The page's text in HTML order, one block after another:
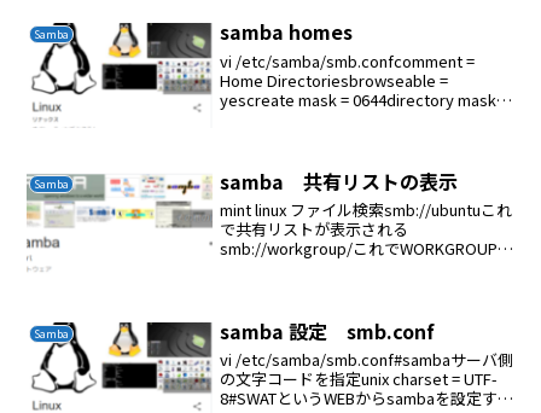
Samba samba homes
vi /etc/samba/smb.confcomment =
Home Directoriesbrowseable =
yescreate mask = 0644directory mask =
Samba samba 共有リストの表示
mint linux ファイル検索smb://ubuntuこれ
で共有リストが表示される
smb://workgroup/これでWORKGROUPに
Samba samba 設定 smb.conf
vi /etc/samba/smb.conf#sambaサーバ側
の文字コードを指定unix charset = UTF-
8#SWATというWEBからsambaを設定する